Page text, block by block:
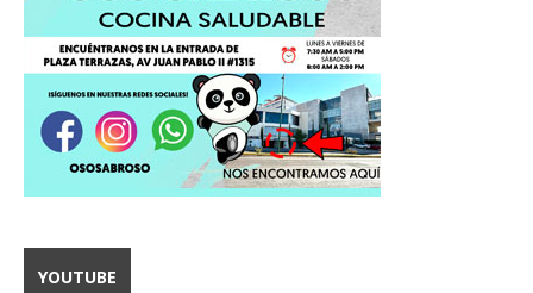
YOUTUBE